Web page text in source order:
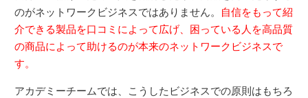
のがネットワークビジネスではありません。
自信をもって紹
介できる製品を口コミによって広げ、困っている人を高品質
の商品によって助けるのが本来のネットワークビジネスで
す。
アカデミーチームでは、こうしたビジネスでの原則はもちろ